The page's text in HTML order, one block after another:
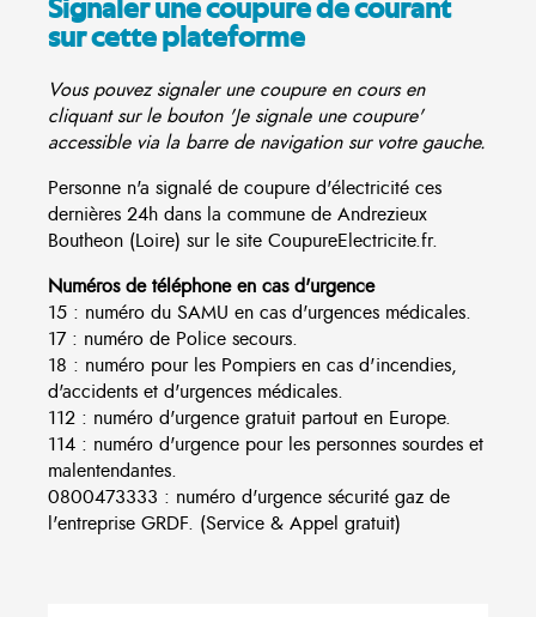
Signaler une coupure de courant
sur cette plateforme
Vous pouvez signaler une coupure en cours en
cliquant sur le bouton 'Je signale une coupure'
accessible via la barre de navigation sur votre gauche.
Personne n'a signalé de coupure d'électricité ces
dernières 24h dans la commune de Andrezieux
Boutheon (Loire) sur le site CoupureElectricite.fr.
Numéros de téléphone en cas d'urgence
15 : numéro du SAMU en cas d'urgences médicales.
17 : numéro de Police secours.
18 : numéro pour les Pompiers en cas d'incendies,
d'accidents et d'urgences médicales.
112 : numéro d'urgence gratuit partout en Europe.
114 : numéro d'urgence pour les personnes sourdes et
malentendantes.
0800473333 : numéro d'urgence sécurité gaz de
l'entreprise GRDF. (Service & Appel gratuit)